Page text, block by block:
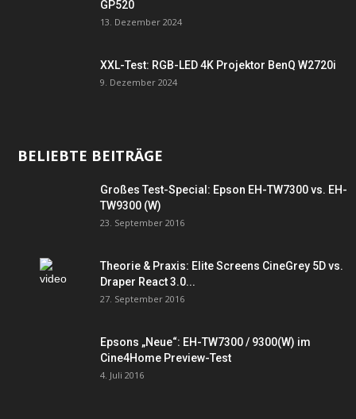
GP520
13. Dezember 2024
XXL-Test: RGB-LED 4K Projektor BenQ W2720i
9. Dezember 2024
BELIEBTE BEITRÄGE
Großes Test-Special: Epson EH-TW7300 vs. EH-
TW9300 (W)
23. September 2016
Theorie & Praxis: Elite Screens CineGrey 5D vs.
Draper React 3.0...
27. September 2016
Epsons „Neue“: EH-TW7300 / 9300(W) im
Cine4Home Preview-Test
4. Juli 2016